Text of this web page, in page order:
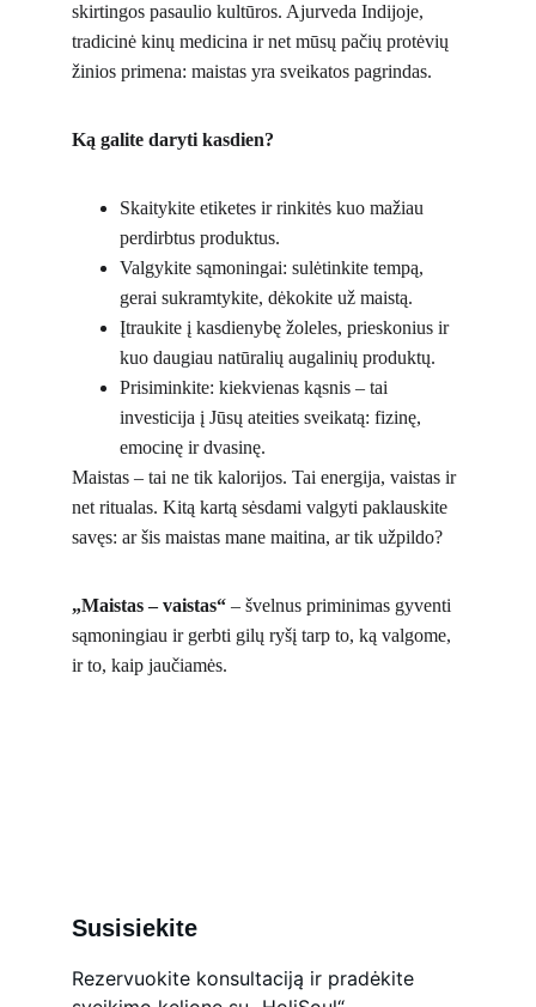
skirtingos pasaulio kultūros. Ajurveda Indijoje,
tradicinė kinų medicina ir net mūsų pačių protėvių
žinios primena: maistas yra sveikatos pagrindas.
Ką galite daryti kasdien?
Skaitykite etiketes ir rinkitės kuo mažiau
perdirbtus produktus.
Valgykite sąmoningai: sulėtinkite tempą,
gerai sukramtykite, dėkokite už maistą.
Įtraukite į kasdienybę žoleles, prieskonius ir
kuo daugiau natūralių augalinių produktų.
Prisiminkite: kiekvienas kąsnis – tai
investicija į Jūsų ateities sveikatą: fizinę,
emocinę ir dvasinę.
Maistas – tai ne tik kalorijos. Tai energija, vaistas ir
net ritualas. Kitą kartą sėsdami valgyti paklauskite
savęs: ar šis maistas mane maitina, ar tik užpildo?
„Maistas – vaistas“ – švelnus priminimas gyventi
sąmoningiau ir gerbti gilų ryšį tarp to, ką valgome,
ir to, kaip jaučiamės.
Susisiekite
Rezervuokite konsultaciją ir pradėkite